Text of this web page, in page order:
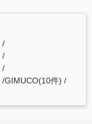
GIMUCO(10件)